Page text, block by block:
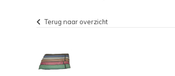
Terug naar overzicht